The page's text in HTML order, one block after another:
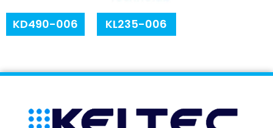
KD490-006 KL235-006